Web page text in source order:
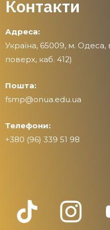
Контакти
Адреса:
Україна, 65009, м. Одеса,
поверх, каб. 412)
Пошта:
fsmp@onua.edu.ua
Телефони:
+380 (96) 339 51 98